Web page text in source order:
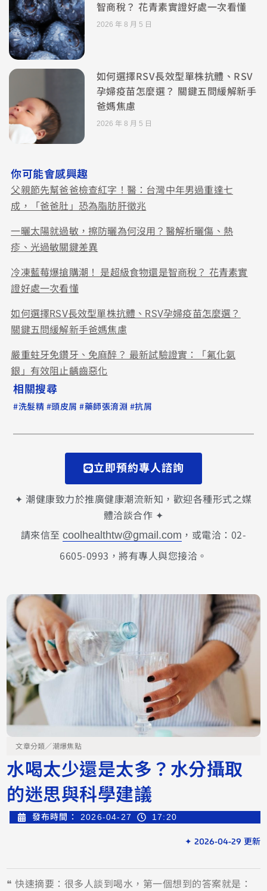
智商稅？ 花青素實證好處一次看懂
2026 年 8 月 5 日
如何選擇RSV長效型單株抗體、RSV
孕婦疫苗怎麼選？ 關鍵五問緩解新手
爸媽焦慮
2026 年 8 月 5 日
你可能會感興趣
父親節先幫爸爸檢查紅字！醫：台灣中年男過重達七
成，「爸爸肚」恐為脂肪肝徵兆
一曬太陽就過敏，擦防曬為何沒用？醫解析曬傷、熱
疹、光過敏關鍵差異
冷凍藍莓爆搶購潮！ 是超級食物還是智商稅？ 花青素實
證好處一次看懂
如何選擇RSV長效型單株抗體、RSV孕婦疫苗怎麼選？
關鍵五問緩解新手爸媽焦慮
嚴重蛀牙免鑽牙、免麻醉？ 最新試驗證實：「氟化氨
銀」有效阻止齲齒惡化
相關搜尋
#洗髮精 #頭皮屑 #藥師張淯淵 #抗屑
立即預約專人諮詢
✦ 潮健康致力於推廣健康潮流新知，歡迎各種形式之媒
體洽談合作 ✦
請來信至coolhealthtw@gmail.com ，或電洽：02-
6605-0993，將有專人與您接洽。
文章分類／潮爆焦點
水喝太少還是太多？水分攝取
的迷思與科學建議
發布時間： 2026-04-27 17:20
✦ 2026-04-29 更新
❝ 快速摘要：很多人談到喝水，第一個想到的答案就是：